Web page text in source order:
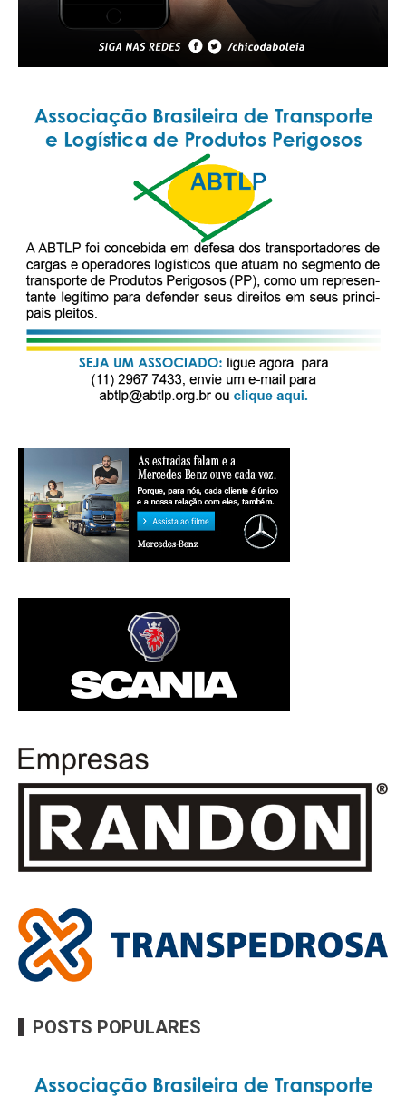
POSTS POPULARES